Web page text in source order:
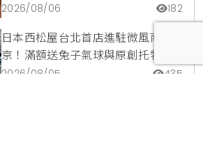
蘋果冰淇淋加購價。
2026/08/06 182
日本西松屋台北首店進駐微風南
京！滿額送兔子氣球與原創托特
包，指定夏裝享8折優惠
2026/08/05 435